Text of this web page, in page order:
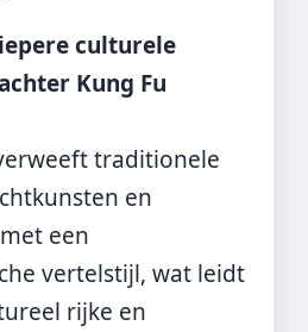
culturele
Kung Fu
traditionele
en
een
vertelstijl, wat leidt
rijke en